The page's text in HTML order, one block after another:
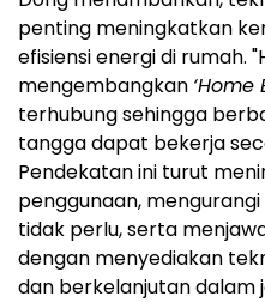
penting meningkatkan
efisiensi energi di rumah.
mengembangkan ‘Home
terhubung sehingga
tangga dapat bekerja
Pendekatan ini turut
penggunaan,
tidak perlu, serta
dengan menyediakan
dan berkelanjutan dalam